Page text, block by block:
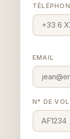
EMAIL
N° DE